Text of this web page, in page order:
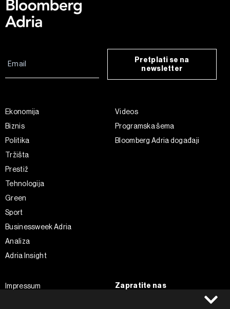
Pretplati se na
newsletter
Ekonomija
Biznis
Politika
Tržišta
Prestiž
Tehnologija
Green
Sport
Businessweek Adria
Analiza
Adria Insight
Videos
Programska šema
Bloomberg Adria događaji
Impressum
Zapratite nas